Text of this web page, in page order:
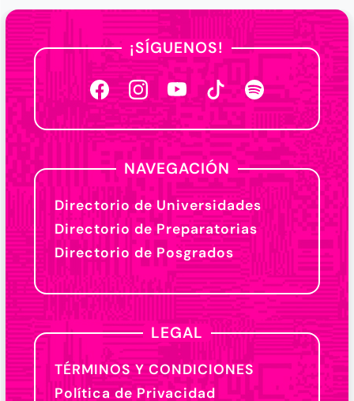
¡SÍGUENOS!
NAVEGACIÓN
Directorio de Universidades
Directorio de Preparatorias
Directorio de Posgrados
LEGAL
TÉRMINOS Y CONDICIONES
Política de Privacidad